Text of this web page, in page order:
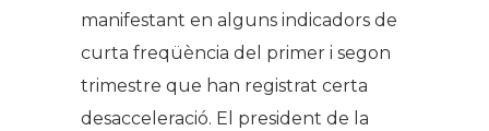
manifestant en alguns indicadors de
curta freqüència del primer i segon
trimestre que han registrat certa
desacceleració. El president de la